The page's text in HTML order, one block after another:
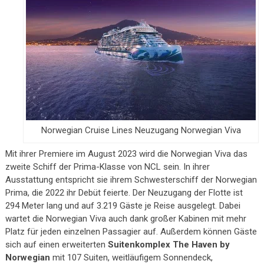
Norwegian Cruise Lines Neuzugang Norwegian Viva
Mit ihrer Premiere im August 2023 wird die Norwegian Viva das
zweite Schiff der Prima-Klasse von NCL sein. In ihrer
Ausstattung entspricht sie ihrem Schwesterschiff der Norwegian
Prima, die 2022 ihr Debüt feierte. Der Neuzugang der Flotte ist
294 Meter lang und auf 3.219 Gäste je Reise ausgelegt. Dabei
wartet die Norwegian Viva auch dank großer Kabinen mit mehr
Platz für jeden einzelnen Passagier auf. Außerdem können Gäste
sich auf einen erweiterten Suitenkomplex The Haven by
Norwegian mit 107 Suiten, weitläufigem Sonnendeck,